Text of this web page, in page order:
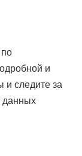
и
и следите за
данных